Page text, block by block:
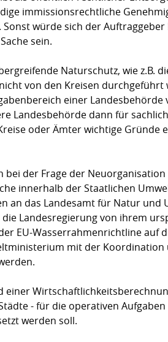
immissionsrechtliche
würde sich der
sein.
Naturschutz, wie z.B.
von den Kreisen
einer
Landesbehörde dann für
oder Ämter wichtige Gründe
bei der Frage der
innerhalb der Staatlichen
an das Landesamt für Natur
Landesregierung von ihrem
EU-Wasserrahmenrichtline auf
mit der
- für die operativen
werden soll.